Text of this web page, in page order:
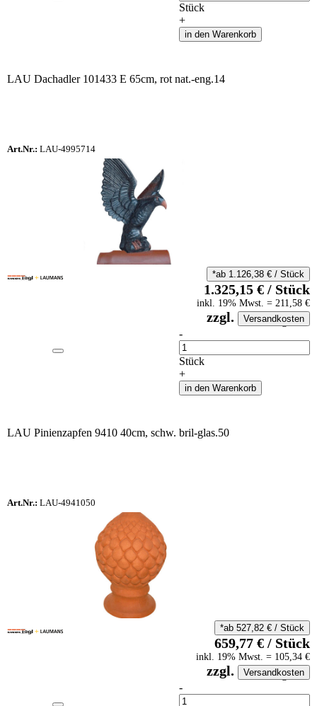
Stück
+
in den Warenkorb
LAU Dachadler 101433 E 65cm, rot nat.-eng.14
Art.Nr.: LAU-4995714
auf Anfrageliste
-
Anzahl
Stück
+
in den Warenkorb
*ab 1.126,38 €/ Stück
1.325,15 €/ Stück
inkl. 19% Mwst. = 211,58 €
zzgl. Versandkosten
LAU Pinienzapfen 9410 40cm, schw. bril-glas.50
Art.Nr.: LAU-4941050
auf Anfrageliste
-
Anzahl
*ab 527,82 €/ Stück
659,77 €/ Stück
inkl. 19% Mwst. = 105,34 €
zzgl. Versandkosten